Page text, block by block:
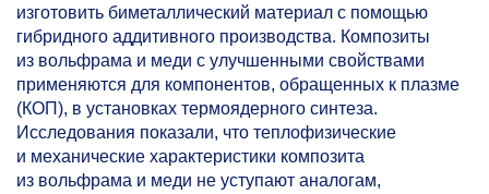
изготовить биметаллический материал с помощью
гибридного аддитивного производства. Композиты
из вольфрама и меди с улучшенными свойствами
применяются для компонентов, обращенных к плазме
(КОП), в установках термоядерного синтеза.
Исследования показали, что теплофизические
и механические характеристики композита
из вольфрама и меди не уступают аналогам,